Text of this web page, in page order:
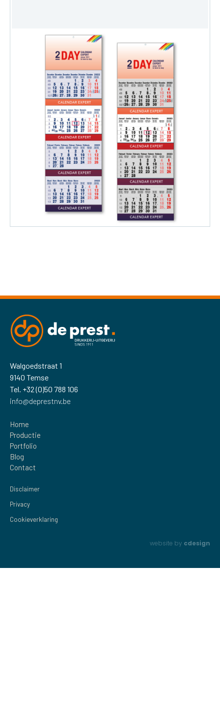
Walgoedstraat 1
9140 Temse
Tel. +32 (0)50 788 106
info@deprestnv.be
Home
Productie
Portfolio
Blog
Contact
Disclaimer
Privacy
Cookieverklaring
website by cdesign